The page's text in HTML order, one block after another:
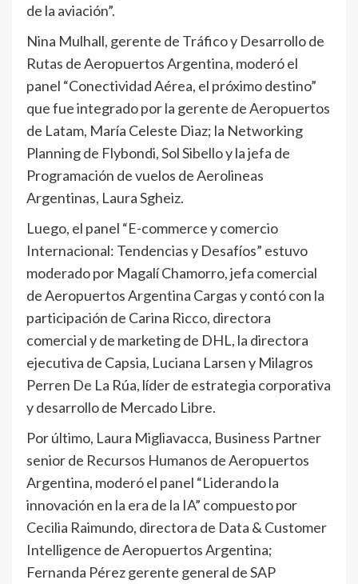
de la aviación”.
Nina Mulhall, gerente de Tráfico y Desarrollo de
Rutas de Aeropuertos Argentina, moderó el
panel “Conectividad Aérea, el próximo destino”
que fue integrado por la gerente de Aeropuertos
de Latam, María Celeste Diaz; la Networking
Planning de Flybondi, Sol Sibello y la jefa de
Programación de vuelos de Aerolineas
Argentinas, Laura Sgheiz.
Luego, el panel “E-commerce y comercio
Internacional: Tendencias y Desafíos” estuvo
moderado por Magalí Chamorro, jefa comercial
de Aeropuertos Argentina Cargas y contó con la
participación de Carina Ricco, directora
comercial y de marketing de DHL, la directora
ejecutiva de Capsia, Luciana Larsen y Milagros
Perren De La Rúa, líder de estrategia corporativa
y desarrollo de Mercado Libre.
Por último, Laura Migliavacca, Business Partner
senior de Recursos Humanos de Aeropuertos
Argentina, moderó el panel “Liderando la
innovación en la era de la IA” compuesto por
Cecilia Raimundo, directora de Data & Customer
Intelligence de Aeropuertos Argentina;
Fernanda Pérez gerente general de SAP